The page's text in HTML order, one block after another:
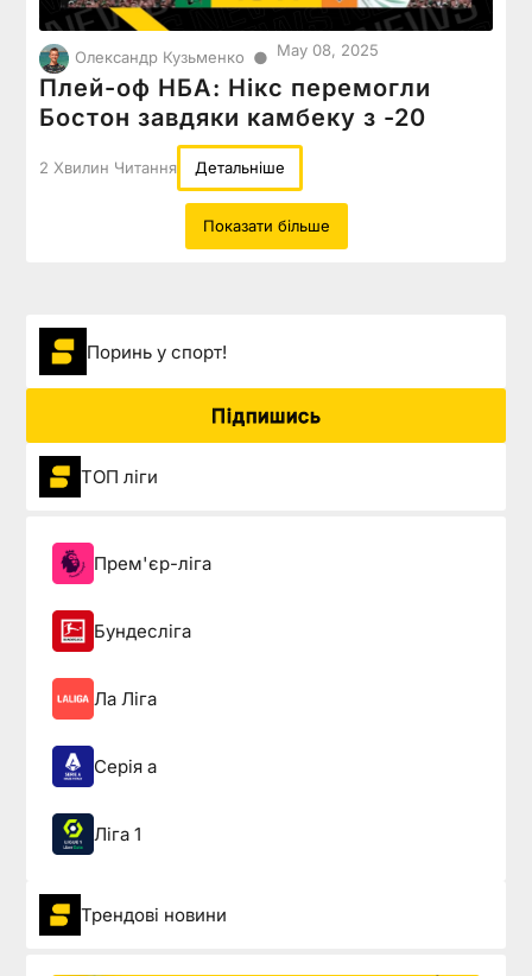
Олександр Кузьменко ● May 08, 2025
Плей-оф НБА: Нікс перемогли
Бостон завдяки камбеку з -20
2 Хвилин Читання Детальніше
Показати більше
Поринь у спорт!
Підпишись
ТОП ліги
Прем'єр-ліга
Бундесліга
Ла Ліга
Серія а
Ліга 1
Трендові новини